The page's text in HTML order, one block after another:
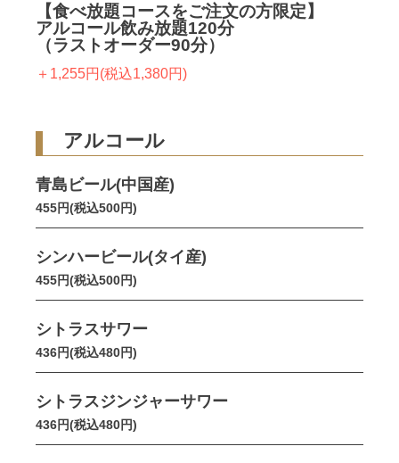
【食べ放題コースをご注文の方限定】
アルコール飲み放題120分
（ラストオーダー90分）
＋1,255円(税込1,380円)
アルコール
青島ビール(中国産)
455円(税込500円)
シンハービール(タイ産)
455円(税込500円)
シトラスサワー
436円(税込480円)
シトラスジンジャーサワー
436円(税込480円)